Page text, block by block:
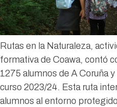
Rutas en la Naturaleza,
formativa de Coawa, contó
1275 alumnos de A Coruña
curso 2023/24. Esta ruta
alumnos al entorno